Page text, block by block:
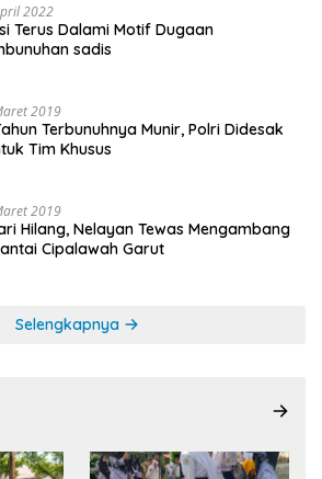
2022
Terus Dalami Motif Dugaan
sadis
2019
Terbunuhnya Munir, Polri Didesak
Tim Khusus
2019
Hilang, Nelayan Tewas Mengambang
Cipalawah Garut
Selengkapnya